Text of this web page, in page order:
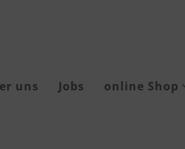
uns Jobs online Shop